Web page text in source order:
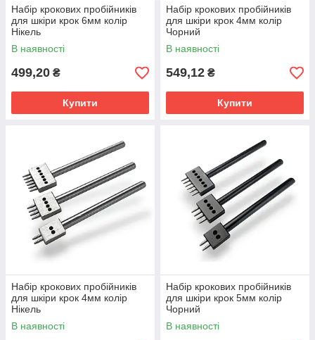
Набір крокових пробійників
для шкіри крок 6мм колір
Нікель
В наявності
499,20 ₴
Купити
Набір крокових пробійників
для шкіри крок 4мм колір
Чорний
В наявності
549,12 ₴
Купити
Набір крокових пробійників
для шкіри крок 4мм колір
Нікель
В наявності
Набір крокових пробійників
для шкіри крок 5мм колір
Чорний
В наявності